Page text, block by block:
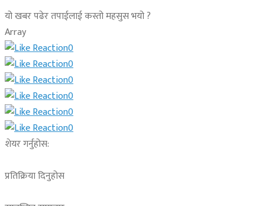
यो खबर पढेर तपाईलाई कस्तो महसुस भयो ?
Array
0
0
0
0
0
0
शेयर गर्नुहोस:
प्रतिक्रिया दिनुहोस